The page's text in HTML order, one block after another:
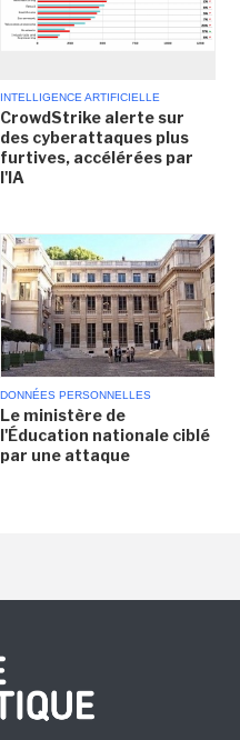
INTELLIGENCE ARTIFICIELLE
CrowdStrike alerte sur
des cyberattaques plus
furtives, accélérées par
l'IA
DONNÉES PERSONNELLES
Le ministère de
l'Éducation nationale ciblé
par une attaque